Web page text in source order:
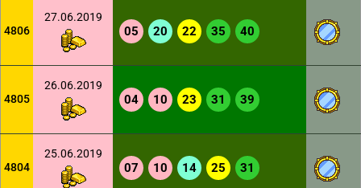
4806
27.06.2019
05 20 22 35 40
4805
26.06.2019
04 10 23 31 39
4804
25.06.2019
07 10 14 25 31